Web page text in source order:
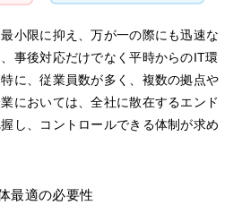
小限に抑え、万が一の際にも迅速な
事後対応だけでなく平時からのIT環
に、従業員数が多く、複数の拠点や
においては、全社に散在するエンド
し、コントロールできる体制が求め
最適の必要性